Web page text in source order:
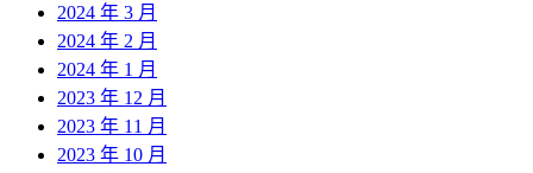
2024 年 3 月
2024 年 2 月
2024 年 1 月
2023 年 12 月
2023 年 11 月
2023 年 10 月